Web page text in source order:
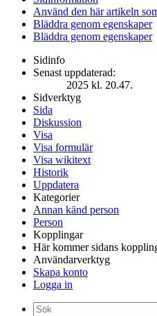
Använd den här artikeln
Bläddra genom egenskaper
Bläddra genom egenskaper
Sidinfo
Senast uppdaterad:
2025 kl. 20.47.
Sidverktyg
Sida
Diskussion
Visa
Visa formulär
Visa wikitext
Historik
Uppdatera
Kategorier
Annan känd person
Person
Kopplingar
Här kommer sidans
Användarverktyg
Skapa konto
Logga in